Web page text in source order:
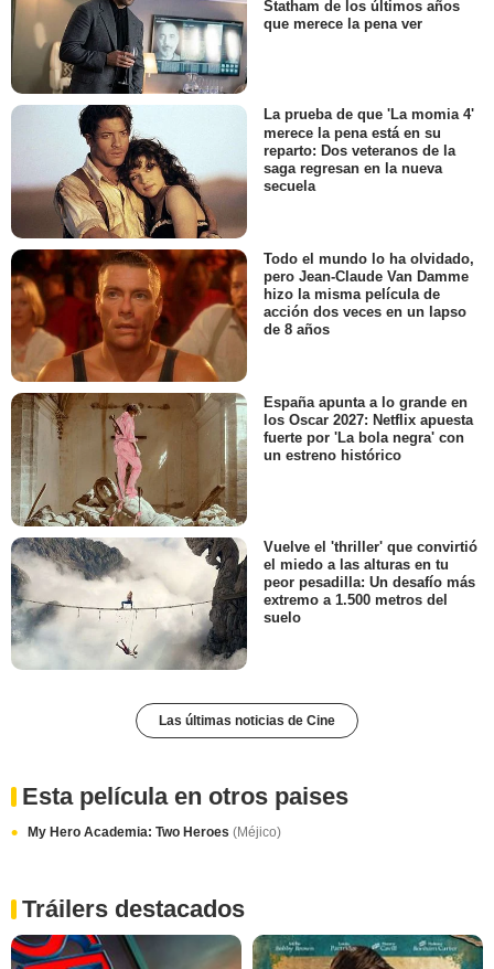
Statham de los últimos años
que merece la pena ver
La prueba de que 'La momia 4'
merece la pena está en su
reparto: Dos veteranos de la
saga regresan en la nueva
secuela
Todo el mundo lo ha olvidado,
pero Jean-Claude Van Damme
hizo la misma película de
acción dos veces en un lapso
de 8 años
España apunta a lo grande en
los Oscar 2027: Netflix apuesta
fuerte por 'La bola negra' con
un estreno histórico
Vuelve el 'thriller' que convirtió
el miedo a las alturas en tu
peor pesadilla: Un desafío más
extremo a 1.500 metros del
suelo
Las últimas noticias de Cine
Esta película en otros paises
My Hero Academia: Two Heroes (Méjico)
Tráilers destacados